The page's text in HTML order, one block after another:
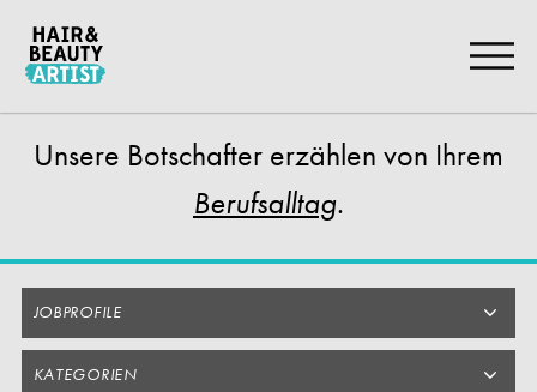
Artikel
Springen
Unsere Botschafter erzählen von Ihrem
Berufsalltag.
JOBPROFILE
KATEGORIEN